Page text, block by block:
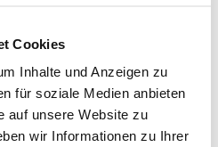
Cookies
Inhalte und Anzeigen zu
für soziale Medien anbieten
auf unsere Website zu
wir Informationen zu Ihrer
zusätzlich Kosten für
und Art der
sein.
sich sagen, dass die
WG sehr individuell